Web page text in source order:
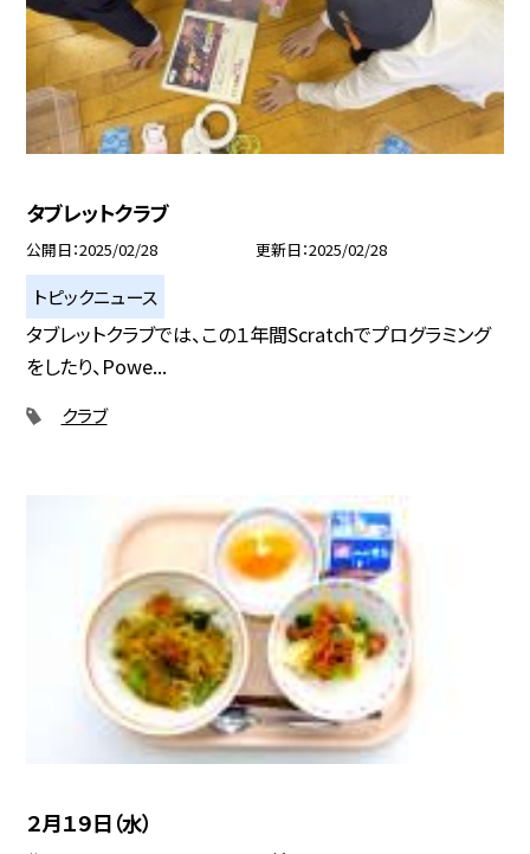
タブレットクラブ
公開日 2025/02/28 更新日 2025/02/28
トピックニュース
タブレットクラブでは、この１年間Scratchでプログラミング
をしたり、Powe...
クラブ
２月１９日（水）